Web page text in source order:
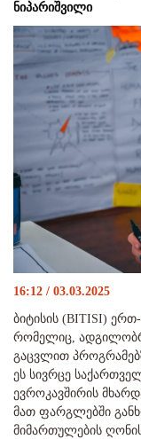
ნიპარიშვილი
16:12 / 03.03.2025
ბიტისის (BITISI)
რომელიც,
გაცვლით
ეს სივრცე
ევროკავშირის
მათ ფარგლებში
მიმართულების